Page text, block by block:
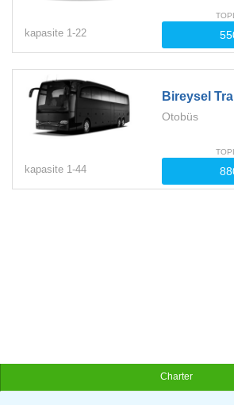
kapasite 1-22
Bireysel
Otobüs
kapasite 1-44
Charter